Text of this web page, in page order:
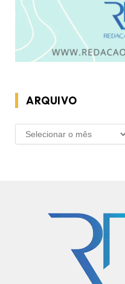
ARQUIVO
ARQUIVO